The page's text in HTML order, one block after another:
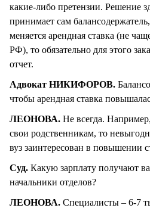
какие-либо претензии. Решение
принимает сам
меняется арендная ставка (не
РФ), то обязательно для этого
отчет.
Адвокат НИКИФОРОВ.
чтобы арендная ставка
ЛЕОНОВА. Не всегда.
свои родственникам, то
вуз заинтересован в повышении
Суд. Какую зарплату получают
начальники отделов?
ЛЕОНОВА. Специалисты – 6-7